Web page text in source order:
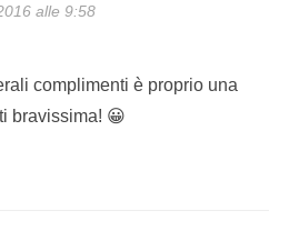
alle 9:58
complimenti è proprio una
bravissima! 😀